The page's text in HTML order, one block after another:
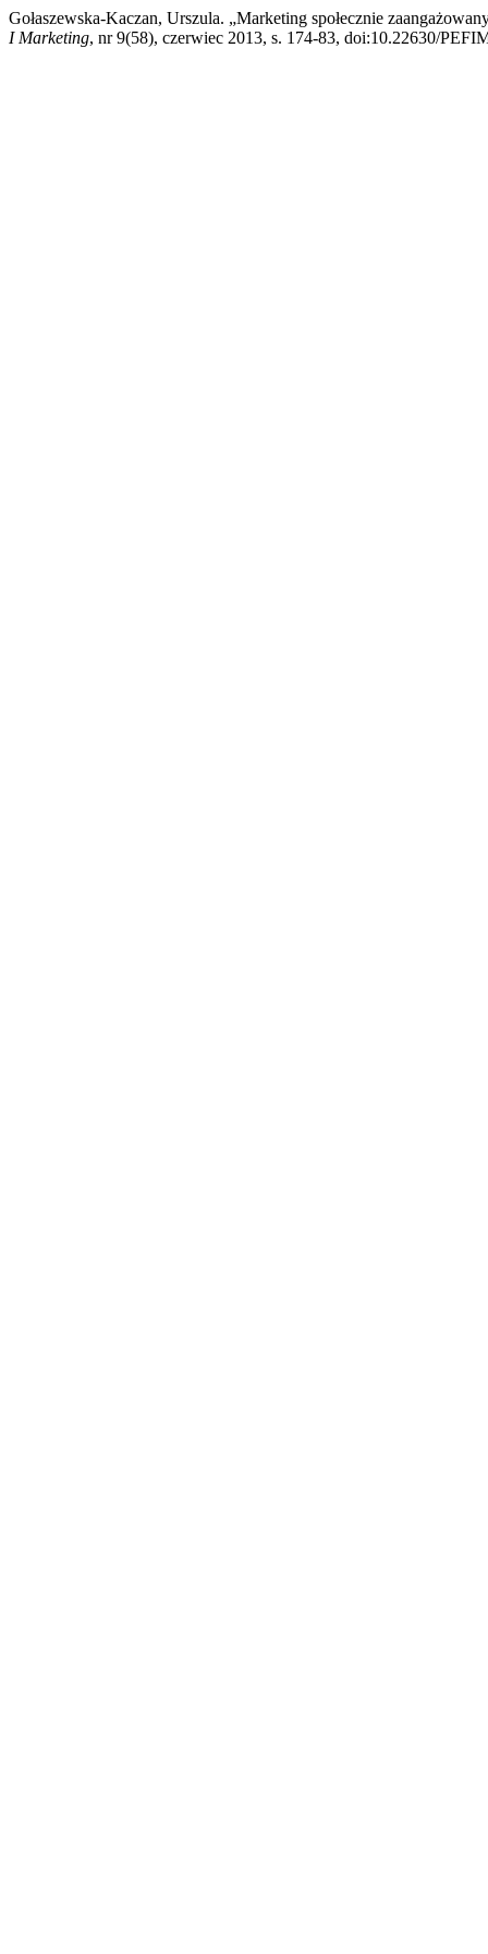
Gołaszewska-Kaczan, Urszula. „Marketing społecznie
I Marketing, nr 9(58), czerwiec 2013, s. 174-83, doi:10.22630/